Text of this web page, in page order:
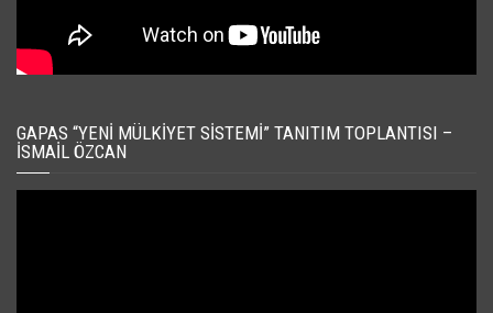
GAPAS “YENI MÜLKIYET SISTEMI” TANITIM TOPLANTISI –
İSMAIL ÖZCAN